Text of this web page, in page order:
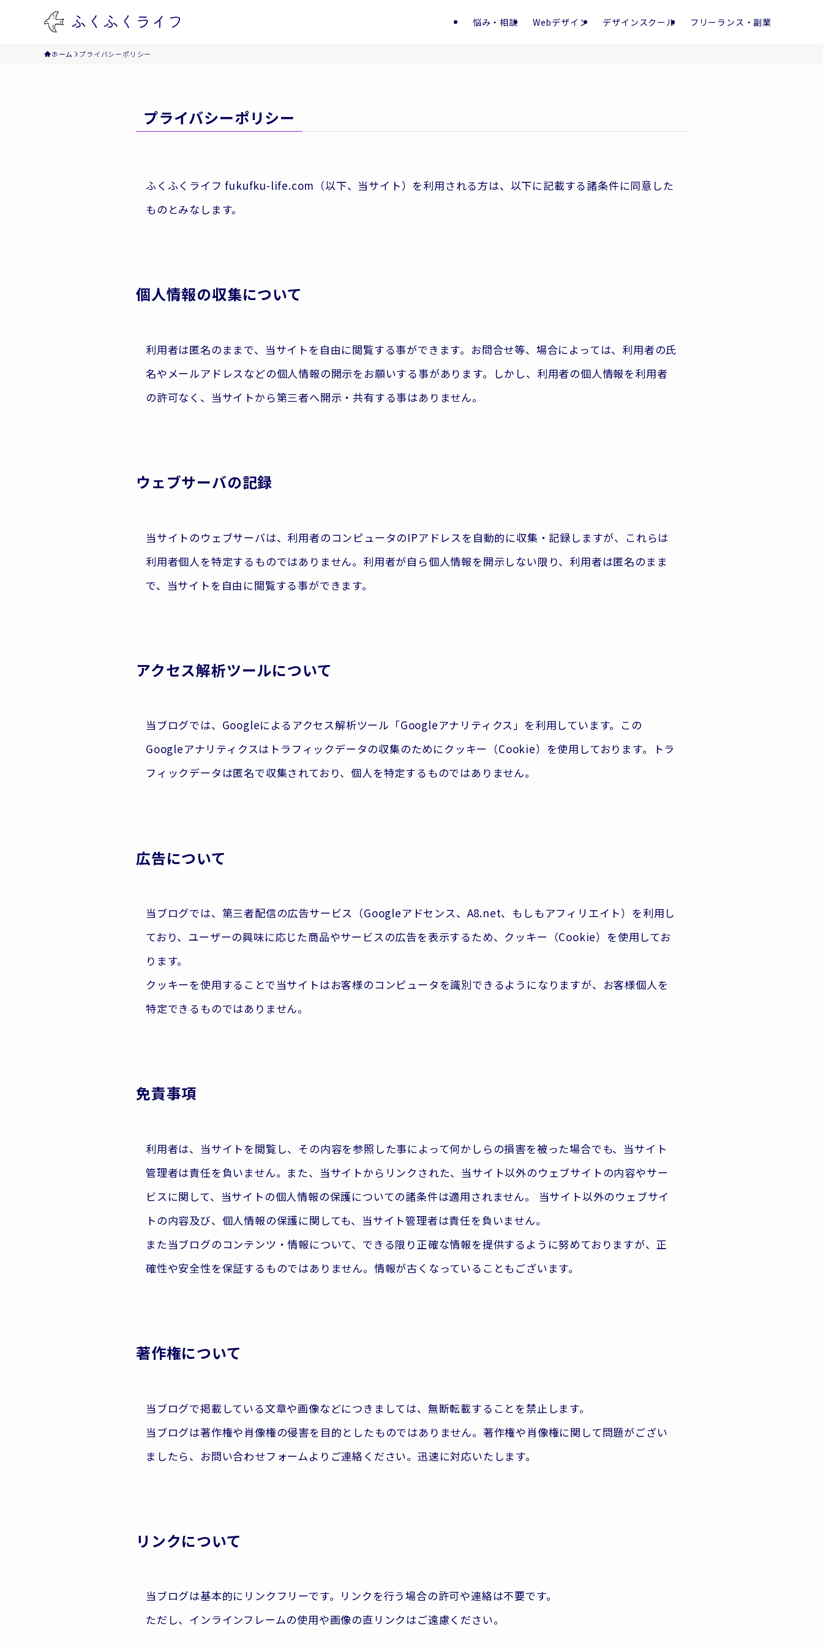
悩み・相談 Webデザイン デザインスクール フリーランス・副業
ホーム プライバシーポリシー
プライバシーポリシー
ふくふくライフ fukufku-life.com（以下、当サイト）を利用される方は、以下に記載する諸条件に同意した
ものとみなします。
個人情報の収集について
利用者は匿名のままで、当サイトを自由に閲覧する事ができます。お問合せ等、場合によっては、利用者の氏
名やメールアドレスなどの個人情報の開示をお願いする事があります。しかし、利用者の個人情報を利用者
の許可なく、当サイトから第三者へ開示・共有する事はありません。
ウェブサーバの記録
当サイトのウェブサーバは、利用者のコンピュータのIPアドレスを自動的に収集・記録しますが、これらは
利用者個人を特定するものではありません。利用者が自ら個人情報を開示しない限り、利用者は匿名のまま
で、当サイトを自由に閲覧する事ができます。
アクセス解析ツールについて
当ブログでは、Googleによるアクセス解析ツール「Googleアナリティクス」を利用しています。この
Googleアナリティクスはトラフィックデータの収集のためにクッキー（Cookie）を使用しております。トラ
フィックデータは匿名で収集されており、個人を特定するものではありません。
広告について
当ブログでは、第三者配信の広告サービス（Googleアドセンス、A8.net、もしもアフィリエイト）を利用し
ており、ユーザーの興味に応じた商品やサービスの広告を表示するため、クッキー（Cookie）を使用してお
ります。
クッキーを使用することで当サイトはお客様のコンピュータを識別できるようになりますが、お客様個人を
特定できるものではありません。
免責事項
利用者は、当サイトを閲覧し、その内容を参照した事によって何かしらの損害を被った場合でも、当サイト
管理者は責任を負いません。また、当サイトからリンクされた、当サイト以外のウェブサイトの内容やサー
ビスに関して、当サイトの個人情報の保護についての諸条件は適用されません。 当サイト以外のウェブサイ
トの内容及び、個人情報の保護に関しても、当サイト管理者は責任を負いません。
また当ブログのコンテンツ・情報について、できる限り正確な情報を提供するように努めておりますが、正
確性や安全性を保証するものではありません。情報が古くなっていることもございます。
著作権について
当ブログで掲載している文章や画像などにつきましては、無断転載することを禁止します。
当ブログは著作権や肖像権の侵害を目的としたものではありません。著作権や肖像権に関して問題がござい
ましたら、お問い合わせフォームよりご連絡ください。迅速に対応いたします。
リンクについて
当ブログは基本的にリンクフリーです。リンクを行う場合の許可や連絡は不要です。
ただし、インラインフレームの使用や画像の直リンクはご遠慮ください。